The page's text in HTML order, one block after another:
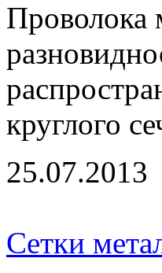
Проволока
круглого
25.07.2013
Сетки